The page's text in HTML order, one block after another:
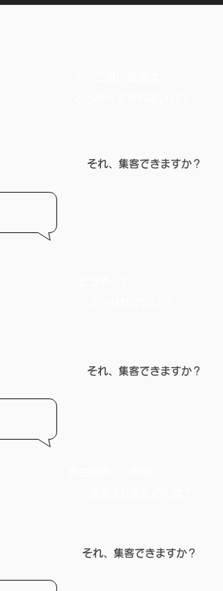
それ、​集客できますか？
それ、​集客できますか？
それ、​集客できますか？